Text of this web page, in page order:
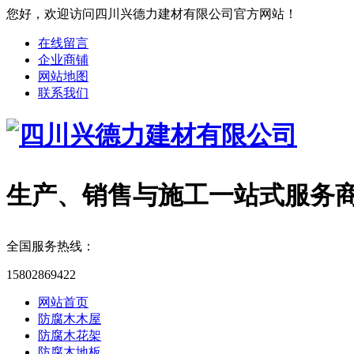
您好，欢迎访问四川兴德力建材有限公司官方网站！
在线留言
企业商铺
网站地图
联系我们
生产、销售与施工一站式服务
全国服务热线：
15802869422
网站首页
防腐木木屋
防腐木花架